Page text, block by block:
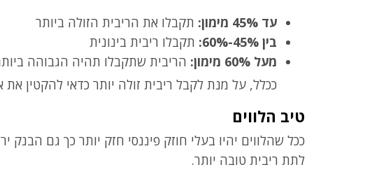
עד 45% מימון:
תקבלו את הריבית הזולה ביותר
בין 45%-60%:
תקבלו ריבית בינונית
מעל 60% מימון:
הריבית שתקבלו תהיה הגבוהה
ככלל, על מנת לקבל ריבית זולה יותר כדאי להקטין את
טיב הלווים
ככל שהלווים יהיו בעלי חוזק פיננסי חזק יותר כך גם הבנק
לתת ריבית טובה יותר.